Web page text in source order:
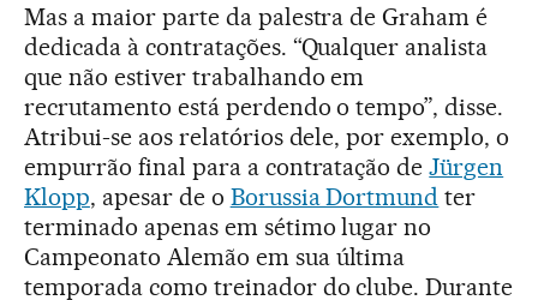
Mas a maior parte da palestra de Graham é
dedicada à contratações. “Qualquer analista
que não estiver trabalhando em
recrutamento está perdendo o tempo”, disse.
Atribui-se aos relatórios dele, por exemplo, o
empurrão final para a contratação deJürgen
Klopp, apesar de o Borussia Dortmund ter
terminado apenas em sétimo lugar no
Campeonato Alemão em sua última
temporada como treinador do clube. Durante